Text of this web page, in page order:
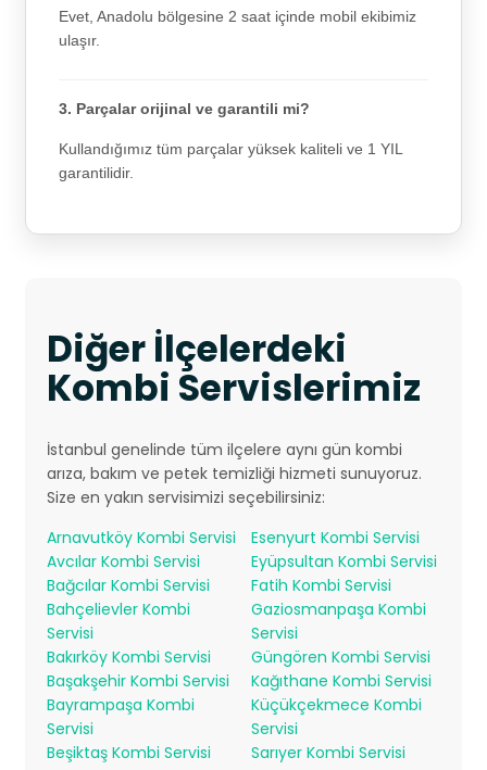
Evet, Anadolu bölgesine 2 saat içinde mobil ekibimiz
ulaşır.
3. Parçalar orijinal ve garantili mi?
Kullandığımız tüm parçalar yüksek kaliteli ve 1 YIL
garantilidir.
Diğer İlçelerdeki
Kombi Servislerimiz
İstanbul genelinde tüm ilçelere aynı gün kombi
arıza, bakım ve petek temizliği hizmeti sunuyoruz.
Size en yakın servisimizi seçebilirsiniz:
Arnavutköy Kombi Servisi
Avcılar Kombi Servisi
Bağcılar Kombi Servisi
Bahçelievler Kombi
Servisi
Bakırköy Kombi Servisi
Başakşehir Kombi Servisi
Bayrampaşa Kombi
Servisi
Beşiktaş Kombi Servisi
Esenyurt Kombi Servisi
Eyüpsultan Kombi Servisi
Fatih Kombi Servisi
Gaziosmanpaşa Kombi
Servisi
Güngören Kombi Servisi
Kağıthane Kombi Servisi
Küçükçekmece Kombi
Servisi
Sarıyer Kombi Servisi